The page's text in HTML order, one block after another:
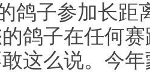
鸽子参加长距
鸽子在任何
这么说。今